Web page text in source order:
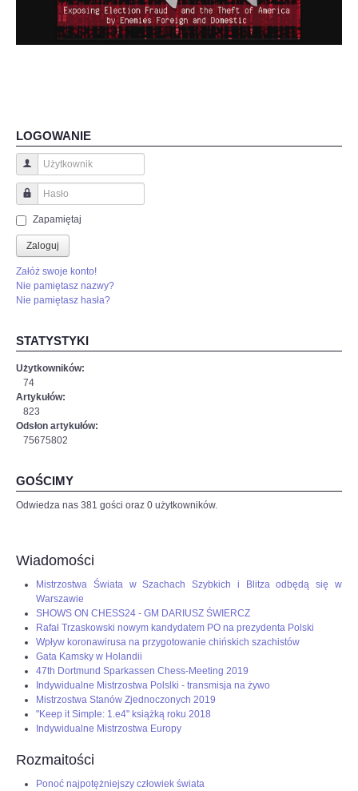
LOGOWANIE
Użytkownik
Hasło
Zapamiętaj
Zaloguj
Załóż swoje konto!
Nie pamiętasz nazwy?
Nie pamiętasz hasła?
STATYSTYKI
Użytkowników:
74
Artykułów:
823
Odsłon artykułów:
75675802
GOŚCIMY
Odwiedza nas 381 gości oraz 0 użytkowników.
Wiadomości
Mistrzostwa Świata w Szachach Szybkich i Blitza odbędą się w
Warszawie
SHOWS ON CHESS24 - GM DARIUSZ ŚWIERCZ
Rafał Trzaskowski nowym kandydatem PO na prezydenta Polski
Wpływ koronawirusa na przygotowanie chińskich szachistów
Gata Kamsky w Holandii
47th Dortmund Sparkassen Chess-Meeting 2019
Indywidualne Mistrzostwa Polslki - transmisja na żywo
Mistrzostwa Stanów Zjednoczonych 2019
"Keep it Simple: 1.e4" książką roku 2018
Indywidualne Mistrzostwa Europy
Rozmaitości
Ponoć najpotężniejszy człowiek świata